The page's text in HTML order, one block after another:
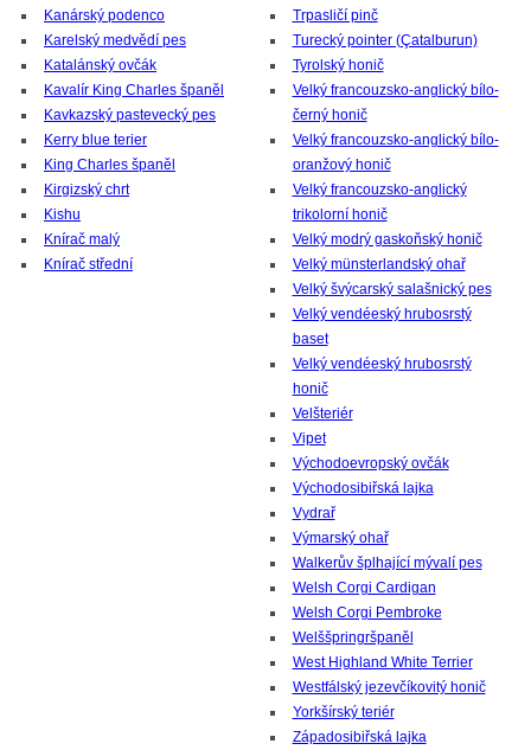
Kanárský podenco
Karelský medvědí pes
Katalánský ovčák
Kavalír King Charles španěl
Kavkazský pastevecký pes
Kerry blue terier
King Charles španěl
Kirgizský chrt
Kishu
Knírač malý
Knírač střední
Trpasličí pinč
Turecký pointer (Çatalburun)
Tyrolský honič
Velký francouzsko-anglický bílo-
černý honič
Velký francouzsko-anglický bílo-
oranžový honič
Velký francouzsko-anglický
trikolorní honič
Velký modrý gaskoňský honič
Velký münsterlandský ohař
Velký švýcarský salašnický pes
Velký vendéeský hrubosrstý
baset
Velký vendéeský hrubosrstý
honič
Velšteriér
Vipet
Východoevropský ovčák
Východosibiřská lajka
Vydrař
Výmarský ohař
Walkerův šplhající mývalí pes
Welsh Corgi Cardigan
Welsh Corgi Pembroke
Welššpringršpaněl
West Highland White Terrier
Westfálský jezevčíkovitý honič
Yorkšírský teriér
Západosibiřská lajka